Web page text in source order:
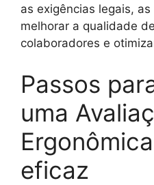
as exigências legais,
melhorar a qualidade
colaboradores e
Passos
uma
eficaz